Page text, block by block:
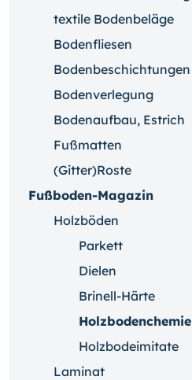
textile Bodenbeläge
Bodenfliesen
Bodenbeschichtungen
Bodenverlegung
Bodenaufbau, Estrich
Fußmatten
(Gitter)Roste
Fußboden-Magazin
Holzböden
Parkett
Dielen
Brinell-Härte
Holzbodenchemie
Holzbodeimitate
Laminat